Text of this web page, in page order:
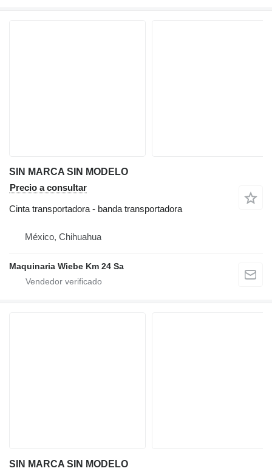
SIN MARCA SIN MODELO
Precio a consultar
Cinta transportadora - banda transportadora
México, Chihuahua
Maquinaria Wiebe Km 24 Sa
SIN MARCA SIN MODELO